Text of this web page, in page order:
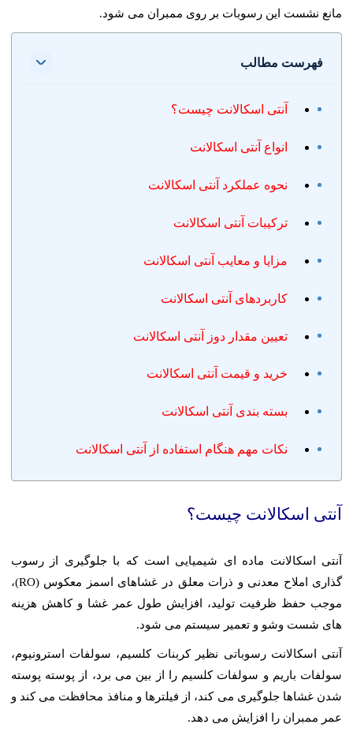
مانع نشست این رسوبات بر روی ممبران می شود.
فهرست مطالب
آنتی اسکالانت چیست؟
انواع آنتی اسکالانت
نحوه عملکرد آنتی اسکالانت
ترکیبات آنتی اسکالانت
مزایا و معایب آنتی اسکالانت
کاربردهای آنتی اسکالانت
تعیین مقدار دوز آنتی اسکالانت
خرید و قیمت آنتی اسکالانت
بسته بندی آنتی اسکالانت
نکات مهم هنگام استفاده از آنتی اسکالانت
آنتی اسکالانت چیست؟
آنتی اسکالانت ماده ای شیمیایی است که با جلوگیری از رسوب
گذاری املاح معدنی و ذرات معلق در غشاهای اسمز معکوس (RO)،
موجب حفظ ظرفیت تولید، افزایش طول عمر غشا و کاهش هزینه
های شست وشو و تعمیر سیستم می شود.
آنتی اسکالانت رسوباتی نظیر کربنات کلسیم، سولفات استرونیوم،
سولفات باریم و سولفات کلسیم را از بین می برد، از پوسته پوسته
شدن غشاها جلوگیری می کند، از فیلترها و منافذ محافظت می کند و
عمر ممبران را افزایش می دهد.